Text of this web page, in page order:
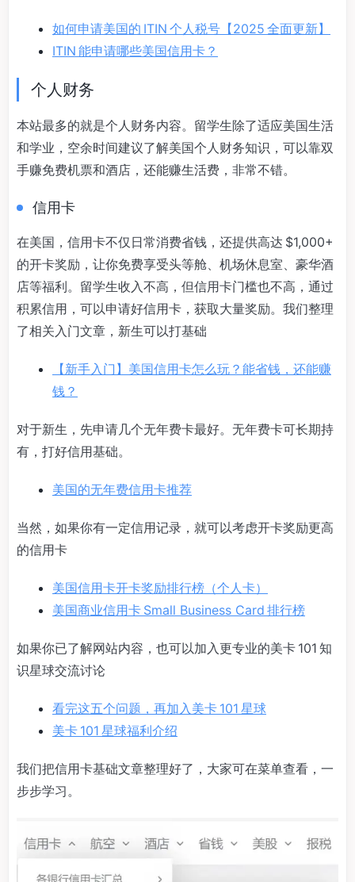
如何申请美国的 ITIN 个人税号【2025 全面更新】
ITIN 能申请哪些美国信用卡？
个人财务
本站最多的就是个人财务内容。留学生除了适应美国生活
和学业，空余时间建议了解美国个人财务知识，可以靠双
手赚免费机票和酒店，还能赚生活费，非常不错。
信用卡
在美国，信用卡不仅日常消费省钱，还提供高达 $1,000+
的开卡奖励，让你免费享受头等舱、机场休息室、豪华酒
店等福利。留学生收入不高，但信用卡门槛也不高，通过
积累信用，可以申请好信用卡，获取大量奖励。我们整理
了相关入门文章，新生可以打基础
【新手入门】美国信用卡怎么玩？能省钱，还能赚
钱？
对于新生，先申请几个无年费卡最好。无年费卡可长期持
有，打好信用基础。
美国的无年费信用卡推荐
当然，如果你有一定信用记录，就可以考虑开卡奖励更高
的信用卡
美国信用卡开卡奖励排行榜（个人卡）
美国商业信用卡 Small Business Card 排行榜
如果你已了解网站内容，也可以加入更专业的美卡 101 知
识星球交流讨论
看完这五个问题，再加入美卡 101 星球
美卡 101 星球福利介绍
我们把信用卡基础文章整理好了，大家可在菜单查看，一
步步学习。